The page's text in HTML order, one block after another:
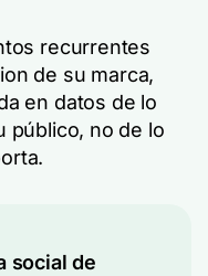
recurrentes
de su marca,
en datos de lo
público, no de lo
social de